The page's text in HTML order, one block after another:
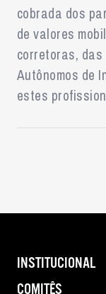
cobrada dos
de valores
corretoras,
Autônomos de
estes
INSTITUCIONAL
COMITÊS